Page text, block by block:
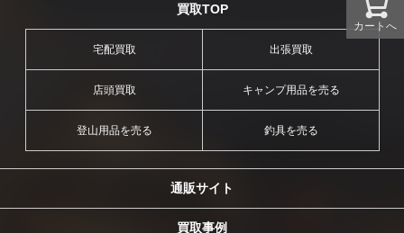
カートへ
買取TOP
宅配買取 出張買取
店頭買取 キャンプ用品を売る
登山用品を売る 釣具を売る
通販サイト
買取事例